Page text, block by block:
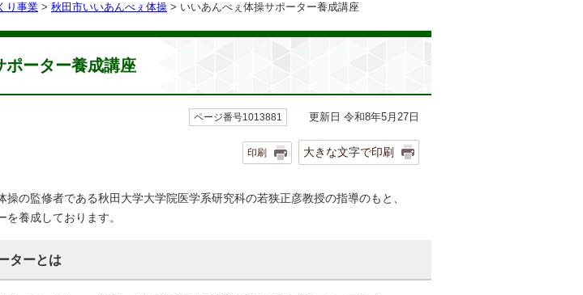
り事業 > 秋田市いいあんべぇ体操 > いいあんべぇ体操サポーター養成講座
ポーター養成講座
ページ番号1013881 更新日 令和8年5月27日
印刷 大きな文字で印刷
操の監修者である秋田大学大学院医学系研究科の若狭正彦教授の指導のもと、
養成しております。
ターとは